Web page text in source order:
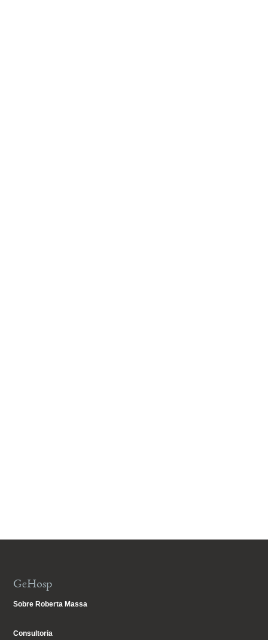
GeHosp
Sobre Roberta Massa
Consultoria